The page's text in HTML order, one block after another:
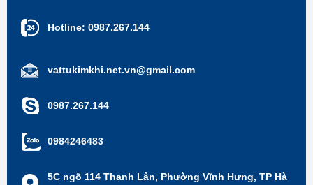
Hotline: 0987.267.144
vattukimkhi.net.vn@gmail.com
0987.267.144
0984246483
5C ngõ 114 Thanh Lân, Phường Vĩnh Hưng, TP Hà